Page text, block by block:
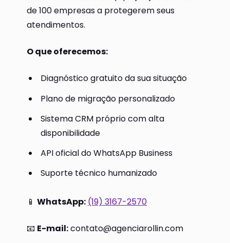
de 100 empresas a protegerem seus
atendimentos.
O que oferecemos:
Diagnóstico gratuito da sua situação
Plano de migração personalizado
Sistema CRM próprio com alta
disponibilidade
API oficial do WhatsApp Business
Suporte técnico humanizado
📱 WhatsApp: (19) 3167-2570
📧 E-mail:contato@agenciarollin.com